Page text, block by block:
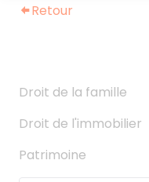
Retour
Droit de la famille
Droit de l'immobilier
Patrimoine